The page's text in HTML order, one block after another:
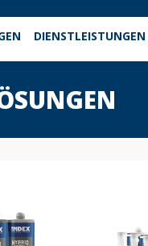
DIENSTLEISTUNGEN